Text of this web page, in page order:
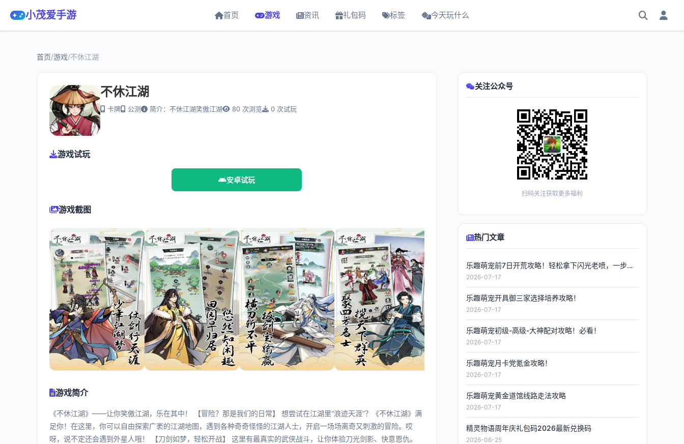
小茂爱手游 首页 游戏 资讯 礼包码 标签 今天玩什么
首页/游戏/不休江湖
不休江湖
卡牌 公测 简介：不休江湖笑傲江湖 80 次浏览 0 次试玩
游戏试玩
安卓试玩
游戏截图
游戏简介
《不休江湖》——让你笑傲江湖，乐在其中！ 【冒险？那是我们的日常】 想尝试在江湖里“浪迹天涯”？《不休江湖》满
足你！在这里，你可以自由探索广袤的江湖地图，遇到各种奇奇怪怪的江湖人士，开启一场场离奇又刺激的冒险。哎
呀，说不定还会遇到外星人哦！ 【刀剑如梦，轻松开战】 这里有最真实的武侠战斗，让你体验刀光剑影、快意恩仇。
关注公众号
扫码关注获取更多福利
热门文章
乐趣萌宠前7日开荒攻略！轻松拿下闪光老喷，一步到位
2026-07-17
乐趣萌宠开具御三家选择培养攻略！
2026-07-17
乐趣萌宠初级-高级-大神配对攻略！必看！
2026-07-17
乐趣萌宠月卡党氪金攻略！
2026-07-17
乐趣萌宠黄金道馆线路走法攻略
2026-07-17
精灵物语周年庆礼包码2026最新兑换码
2026-06-25